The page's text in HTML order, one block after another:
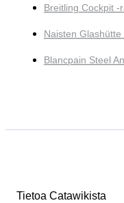
Breitling Cockpit -
Naisten
Blancpain Steel
Tietoa Catawikista